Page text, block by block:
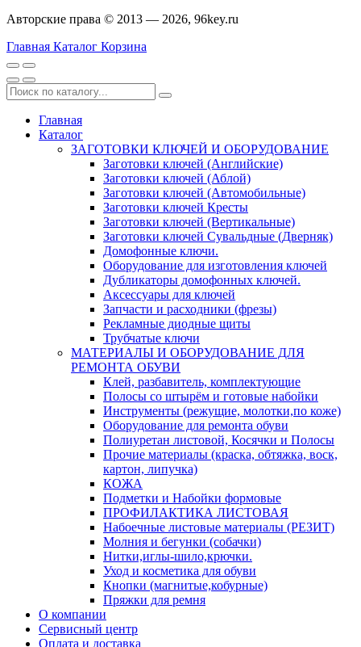
Авторские права © 2013 — 2026, 96key.ru
Главная Каталог Корзина
Главная
Каталог
ЗАГОТОВКИ КЛЮЧЕЙ И ОБОРУДОВАНИЕ
Заготовки ключей (Английские)
Заготовки ключей (Аблой)
Заготовки ключей (Автомобильные)
Заготовки ключей Кресты
Заготовки ключей (Вертикальные)
Заготовки ключей Сувальдные (Дверняк)
Домофонные ключи.
Оборудование для изготовления ключей
Дубликаторы домофонных ключей.
Аксессуары для ключей
Запчасти и расходники (фрезы)
Рекламные диодные щиты
Трубчатые ключи
МАТЕРИАЛЫ И ОБОРУДОВАНИЕ ДЛЯ
РЕМОНТА ОБУВИ
Клей, разбавитель, комплектующие
Полосы со штырём и готовые набойки
Инструменты (режущие, молотки,по коже)
Оборудование для ремонта обуви
Полиуретан листовой, Косячки и Полосы
Прочие материалы (краска, обтяжка, воск,
картон, липучка)
КОЖА
Подметки и Набойки формовые
ПРОФИЛАКТИКА ЛИСТОВАЯ
Набоечные листовые материалы (РЕЗИТ)
Молния и бегунки (собачки)
Нитки,иглы-шило,крючки.
Уход и косметика для обуви
Кнопки (магнитые,кобурные)
Пряжки для ремня
О компании
Сервисный центр
Оплата и доставка